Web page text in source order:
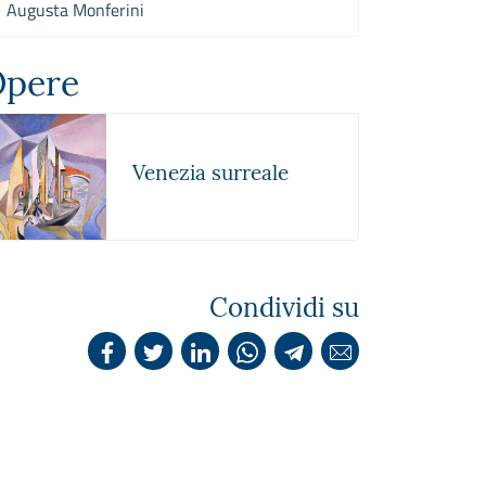
Augusta Monferini
Venezia surreale
Condividi su